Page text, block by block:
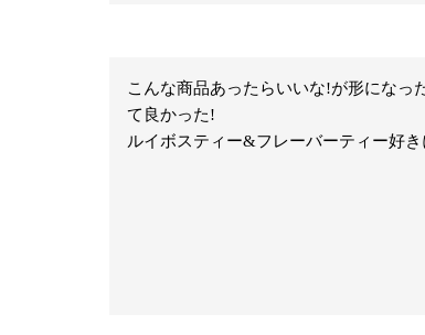
こんな商品あったらいいな!が形になっ
て良かった!
ルイボスティー&フレーバーティー好